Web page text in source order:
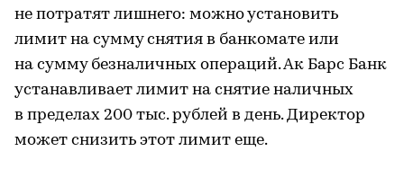
не потратят лишнего: можно установить
лимит на сумму снятия в банкомате или
на сумму безналичных операций. Ак Барс Банк
устанавливает лимит на снятие наличных
в пределах 200 тыс. рублей в день. Директор
может снизить этот лимит еще.